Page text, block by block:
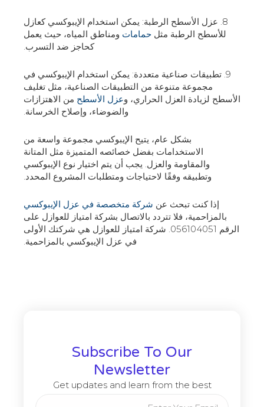
8. عزل الأسطح الرطبة: يمكن استخدام الإيبوكسي كعازل
للأسطح الرطبة مثل حمامات ومناطق المياه، حيث يعمل
كحاجز ضد التسرب.
9. تطبيقات صناعية متعددة: يمكن استخدام الإيبوكسي في
مجموعة متنوعة من التطبيقات الصناعية، مثل تغليف
الأسطح لزيادة العزل الحراري، وعزل الأسطح من الاهتزازات
والضوضاء، وإصلاح الخرسانة.
بشكل عام، يتيح الإيبوكسي مجموعة واسعة من
الاستخدامات بفضل خصائصه المتميزة مثل المتانة
والمقاومة والعزل. يجب أن يتم اختيار نوع الإيبوكسي
وتطبيقه وفقًا لاحتياجات ومتطلبات المشروع المحدد.
إذا كنت تبحث عن شركة متخصصة في عزل الإيبوكسي
بالمزاحمية، فلا تتردد بالاتصال بشركة امتياز للعوازل على
الرقم 056104051. شركة امتياز للعوازل هي شركتك الأولى
في عزل الإيبوكسي بالمزاحمية.
Subscribe To Our
Newsletter
Get updates and learn from the best